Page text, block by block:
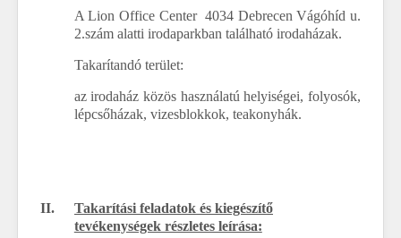
A Lion Office Center 4034 Debrecen Vágóhíd u.
2.szám alatti irodaparkban található irodaházak.
Takarítandó terület:
az irodaház közös használatú helyiségei, folyosók,
lépcsőházak, vizesblokkok, teakonyhák.
II.
Takarítási feladatok és kiegészítő
tevékenységek részletes leírása: